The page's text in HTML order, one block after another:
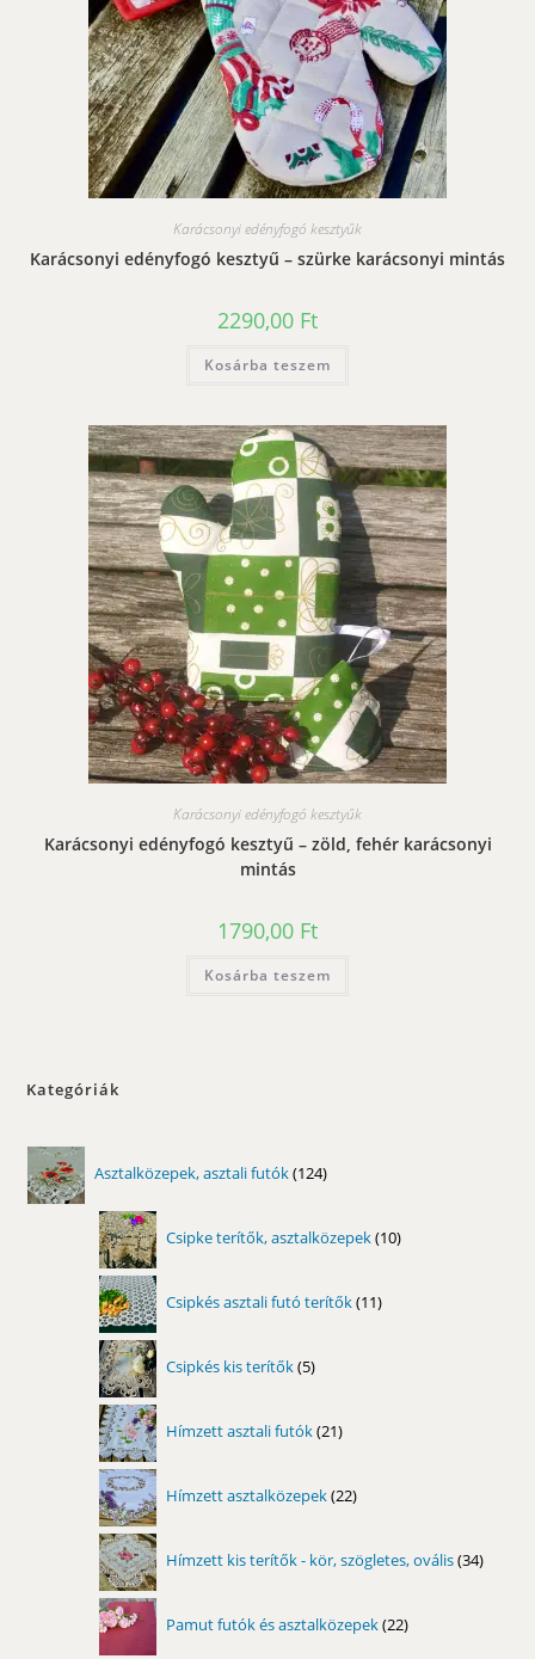
Karácsonyi edényfogó kesztyűk
Karácsonyi edényfogó kesztyű – szürke karácsonyi mintás
2290,00 Ft
Kosárba teszem
Karácsonyi edényfogó kesztyűk
Karácsonyi edényfogó kesztyű – zöld, fehér karácsonyi
mintás
1790,00 Ft
Kosárba teszem
Kategóriák
Asztalközepek, asztali futók 124
termék
Csipke terítők, asztalközepek 10
termék
Csipkés asztali futó terítők 11
termék
Csipkés kis terítők 5
termék
Hímzett asztali futók 21
termék
Hímzett asztalközepek 22
termék
Hímzett kis terítők - kör, szögletes, ovális 34
termék
Pamut futók és asztalközepek 22
termék